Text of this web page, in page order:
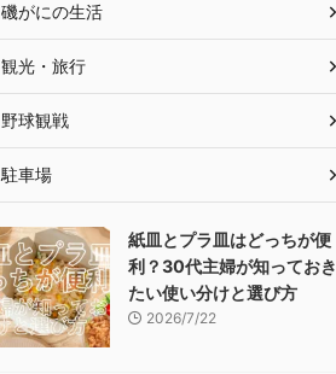
磯がにの生活
観光・旅行
野球観戦
駐車場
紙皿とプラ皿はどっちが便
利？30代主婦が知っておき
たい使い分けと選び方
2026/7/22